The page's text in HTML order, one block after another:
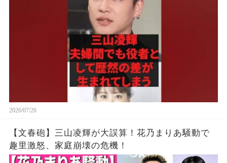
2026/07/26
【文春砲】三山凌輝が大誤算！花乃まりあ騒動で
趣里激怒、家庭崩壊の危機！